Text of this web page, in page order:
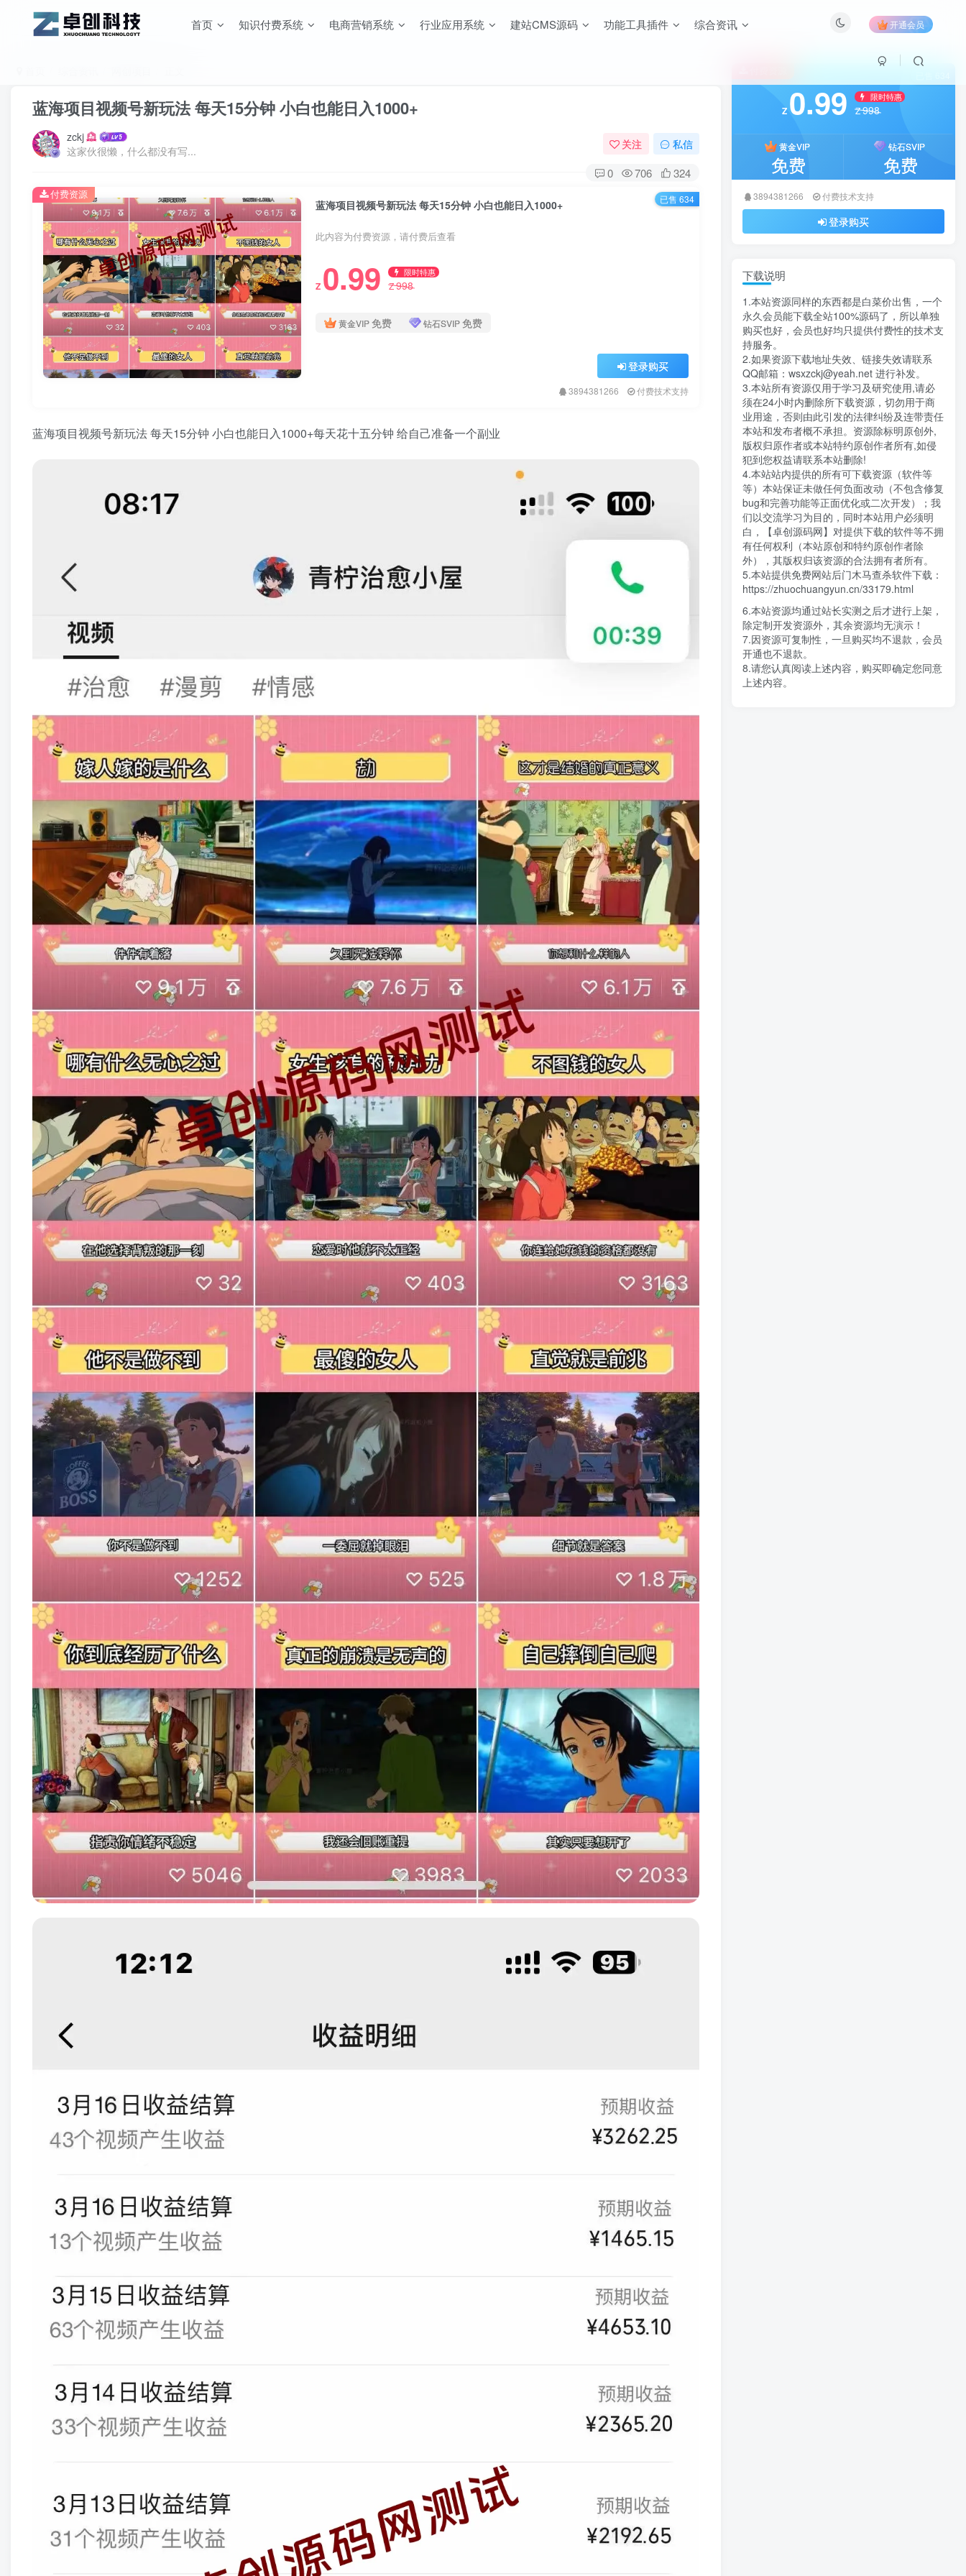
首页 知识付费系统 电商营销系统 行业应用系统 建站CMS源码 功能工具插件 综合资讯 开通会员
蓝海项目视频号新玩法 每天15分钟 小白也能日入1000+
zckj
这家伙很懒，什么都没有写...
关注 私信
0 706 324
蓝海项目视频号新玩法 每天15分钟 小白也能日入1000+
此内容为付费资源，请付费后查看
Z 0.99 限时特惠
Z998
黄金VIP免费 钻石SVIP免费
登录购买
3894381266 付费技术支持
付费资源 已售 634
蓝海项目视频号新玩法 每天15分钟 小白也能日入1000+每天花十五分钟 给自己准备一个副业
Z 0.99 限时特惠
Z998
黄金VIP
免费
钻石SVIP
免费
3894381266 付费技术支持
登录购买
下载说明
1.本站资源同样的东西都是白菜价出售，一个
永久会员能下载全站100%源码了，所以单独
购买也好，会员也好均只提供付费性的技术支
持服务。
2.如果资源下载地址失效、链接失效请联系
QQ邮箱：wsxzckj@yeah.net 进行补发。
3.本站所有资源仅用于学习及研究使用,请必
须在24小时内删除所下载资源，切勿用于商
业用途，否则由此引发的法律纠纷及连带责任
本站和发布者概不承担。资源除标明原创外,
版权归原作者或本站特约原创作者所有,如侵
犯到您权益请联系本站删除!
4.本站站内提供的所有可下载资源（软件等
等）本站保证未做任何负面改动（不包含修复
bug和完善功能等正面优化或二次开发）；我
们以交流学习为目的，同时本站用户必须明
白，【卓创源码网】对提供下载的软件等不拥
有任何权利（本站原创和特约原创作者除
外），其版权归该资源的合法拥有者所有。
5.本站提供免费网站后门木马查杀软件下载：
https://zhuochuangyun.cn/33179.html
6.本站资源均通过站长实测之后才进行上架，
除定制开发资源外，其余资源均无演示！
7.因资源可复制性，一旦购买均不退款，会员
开通也不退款。
8.请您认真阅读上述内容，购买即确定您同意
上述内容。